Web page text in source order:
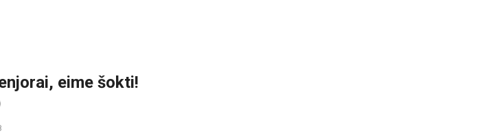
eime šokti!